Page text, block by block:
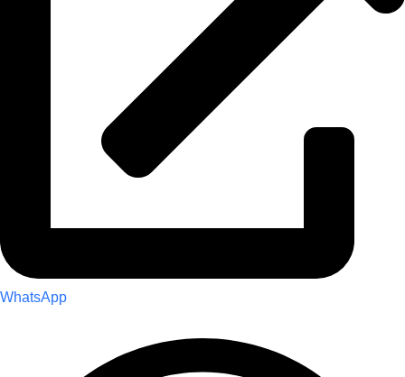
WhatsApp